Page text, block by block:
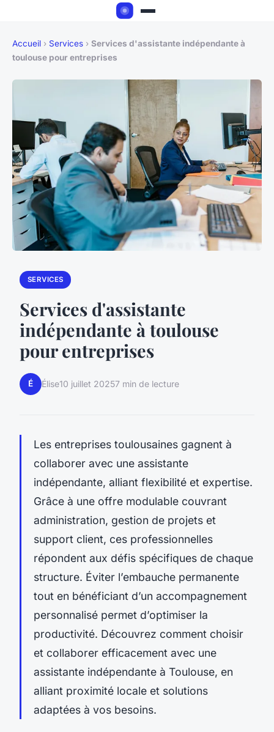
Accueil › Services › Services d'assistante indépendante à
toulouse pour entreprises
SERVICES
Services d'assistante
indépendante à toulouse
pour entreprises
É Élise10 juillet 20257 min de lecture
Les entreprises toulousaines gagnent à
collaborer avec une assistante
indépendante, alliant flexibilité et expertise.
Grâce à une offre modulable couvrant
administration, gestion de projets et
support client, ces professionnelles
répondent aux défis spécifiques de chaque
structure. Éviter l’embauche permanente
tout en bénéficiant d’un accompagnement
personnalisé permet d’optimiser la
productivité. Découvrez comment choisir
et collaborer efficacement avec une
assistante indépendante à Toulouse, en
alliant proximité locale et solutions
adaptées à vos besoins.